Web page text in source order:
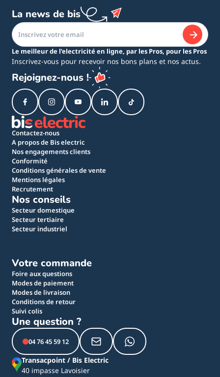
La news de bis
Le meilleur de l’electricité en ligne, par les Pros, pour les Pros
Inscrivez-vous pour recevoir nos bons plans et nos actus.
Rejoignez-nous !
Contactez-nous
A propos de Bis electric
Nos engagements clients
Conformité
Conditions générales de vente
Mentions légales
Recrutement
Nos conseils
Secteur domestique
Secteur tertiaire
Secteur industriel
Votre commande
Foire aux questions
Modes de paiement
Modes de livraison
Conditions de retour
Suivi colis
Une question ?
04 76 45 59 12
Transacpoint / Bis Electric
40 impasse Lavoisier